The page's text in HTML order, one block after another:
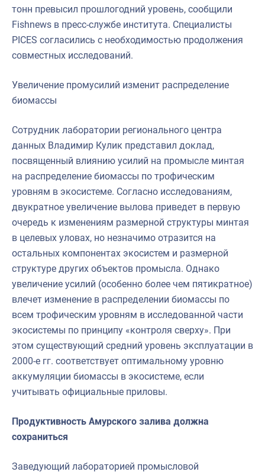
тонн превысил прошлогодний уровень, сообщили
Fishnews в пресс-службе института. Специалисты
PICES согласились с необходимостью продолжения
совместных исследований.
Увеличение промусилий изменит распределение
биомассы
Сотрудник лаборатории регионального центра
данных Владимир Кулик представил доклад,
посвященный влиянию усилий на промысле минтая
на распределение биомассы по трофическим
уровням в экосистеме. Согласно исследованиям,
двукратное увеличение вылова приведет в первую
очередь к изменениям размерной структуры минтая
в целевых уловах, но незначимо отразится на
остальных компонентах экосистем и размерной
структуре других объектов промысла. Однако
увеличение усилий (особенно более чем пятикратное)
влечет изменение в распределении биомассы по
всем трофическим уровням в исследованной части
экосистемы по принципу «контроля сверху». При
этом существующий средний уровень эксплуатации в
2000-е гг. соответствует оптимальному уровню
аккумуляции биомассы в экосистеме, если
учитывать официальные приловы.
Продуктивность Амурского залива должна
сохраниться
Заведующий лабораторией промысловой